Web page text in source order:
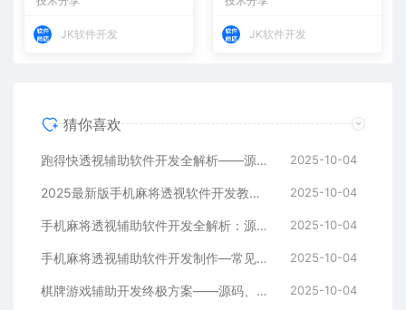
JK软件开发 JK软件开发
猜你喜欢
跑得快透视辅助软件开发全解析——源码、跨平台架构与控牌算法 2025-10-04
2025最新版手机麻将透视软件开发教程：跨平台实现与安全防封方案 2025-10-04
手机麻将透视辅助软件开发全解析：源码、控牌策略与胜率调节 2025-10-04
手机麻将透视辅助软件开发制作—常见问答解读 2025-10-04
棋牌游戏辅助开发终极方案——源码、架构与算法全解析 2025-10-04